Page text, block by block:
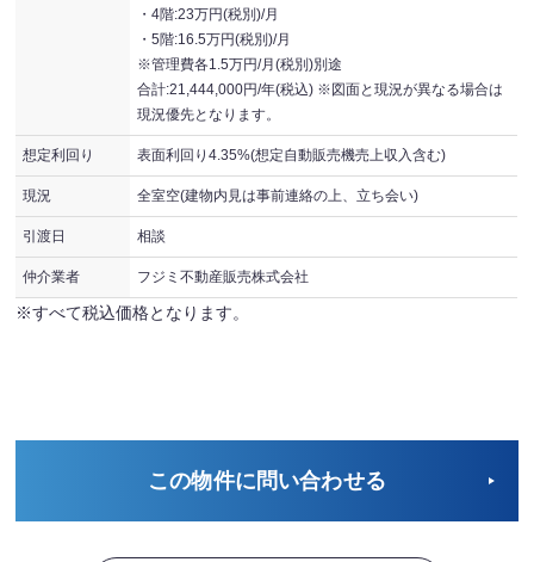
・4階:23万円(税別)/月
・5階:16.5万円(税別)/月
※管理費各1.5万円/月(税別)別途
合計:21,444,000円/年(税込) ※図面と現況が異なる場合は
現況優先となります。
想定利回り 表面利回り4.35%(想定自動販売機売上収入含む)
現況 全室空(建物内見は事前連絡の上、立ち会い)
引渡日 相談
仲介業者 フジミ不動産販売株式会社
※すべて税込価格となります。
この物件に問い合わせる